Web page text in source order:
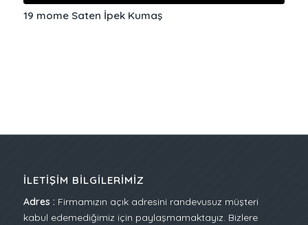
19 mome Saten İpek Kumaş
İLETIŞIM BILGILERIMIZ
Adres : Firmamızın açık adresini randevusuz müşteri
kabul edemediğimiz için paylaşmamaktayız. Bizlere